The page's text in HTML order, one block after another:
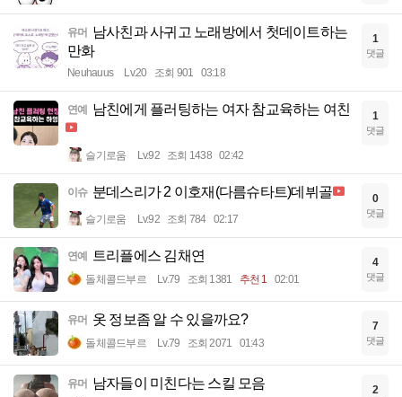
유머 남사친과 사귀고 노래방에서 첫데이트하는
만화
Neuhauus Lv.20 조회 901 03:18
1
댓글
연예 남친에게 플러팅하는 여자 참교육하는 여친
슬기로움 Lv.92 조회 1438 02:42
1
댓글
이슈 분데스리가 2 이호재(다름슈타트)데뷔골
슬기로움 Lv.92 조회 784 02:17
0
댓글
연예 트리플에스 김채연
돌체콜드부르 Lv.79 조회 1381 추천 1 02:01
4
댓글
유머 옷 정보좀 알 수 있을까요?
돌체콜드부르 Lv.79 조회 2071 01:43
7
댓글
유머 남자들이 미친다는 스킬 모음 2